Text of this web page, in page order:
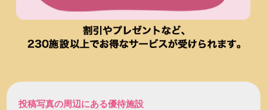
投稿写真の周辺にある優待施設